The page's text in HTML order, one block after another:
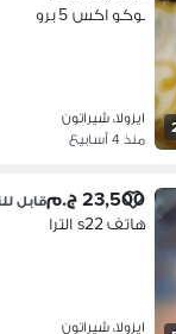
بوكو اكس 5 برو
ايزولا، شيراتون
منذ 4 أسابيع
23,500 ج.م قابل
هاتف s22 الترا
ايزولا، شيراتون